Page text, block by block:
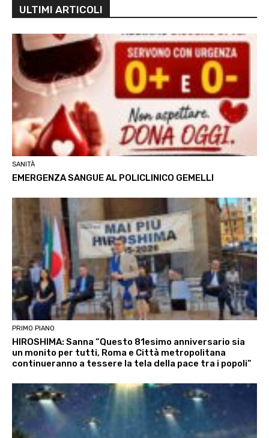
ULTIMI ARTICOLI
SANITÀ
EMERGENZA SANGUE AL POLICLINICO GEMELLI
PRIMO PIANO
HIROSHIMA: Sanna “Questo 81esimo anniversario sia
un monito per tutti, Roma e Città metropolitana
continueranno a tessere la tela della pace tra i popoli”